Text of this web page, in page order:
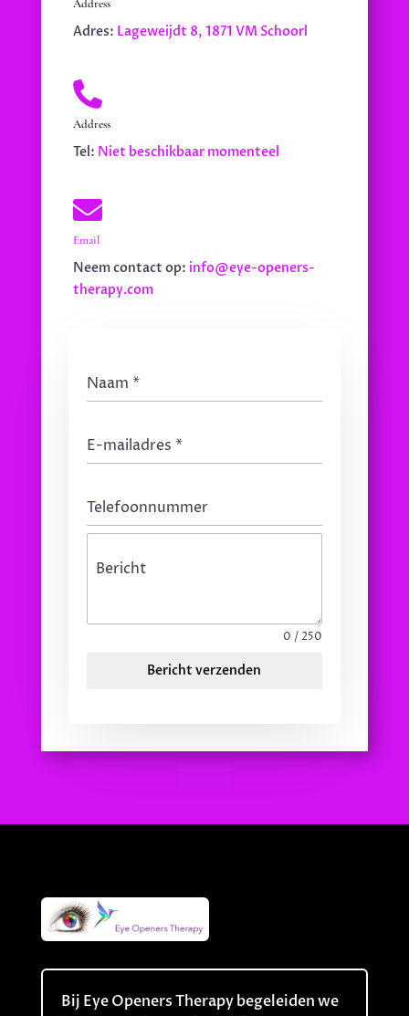
Address
Adres: Lageweijdt 8, 1871 VM Schoorl

Address
Tel: Niet beschikbaar momenteel

Email
Neem contact op: info@eye-openers-
therapy.com
Naam *
E-mailadres *
Telefoonnummer
Bericht
0 / 250
Bericht verzenden
Bij Eye Openers Therapy begeleiden we